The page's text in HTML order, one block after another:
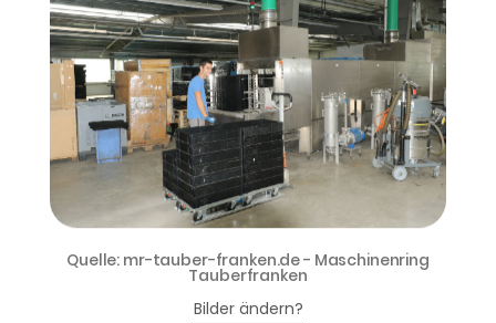
Quelle: mr-tauber-franken.de - Maschinenring
Tauberfranken
Bilder ändern?